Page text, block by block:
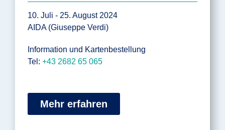
10. Juli - 25. August 2024
AIDA (Giuseppe Verdi)
Information und Kartenbestellung
Tel: +43 2682 65 065
Mehr erfahren